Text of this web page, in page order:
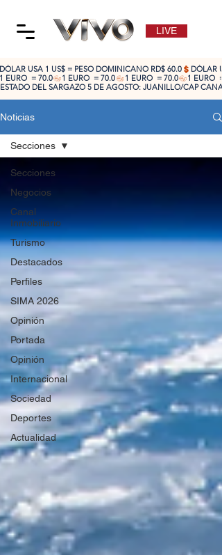
LIVE
ESTADO DEL SARGAZO 5 DE AGOSTO: JUANILLO/CAP
DÓLAR USA 1 US$ = PESO DOMINICANO RD$ 60.0
1 EURO  = 70.0
Noticias
Secciones
Negocios
Canal
Inmobiliario
Turismo
Destacados
Perfiles
SIMA 2026
Opinión
Portada
Opinión
Internacional
Sociedad
Deportes
Actualidad
Secciones